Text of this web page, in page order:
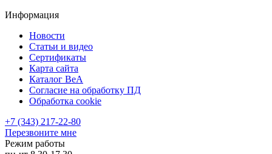
Информация
Новости
Статьи и видео
Сертификаты
Карта сайта
Каталог BeA
Согласие на обработку ПД
Обработка cookie
+7 (343) 217-22-80
Перезвоните мне
Режим работы